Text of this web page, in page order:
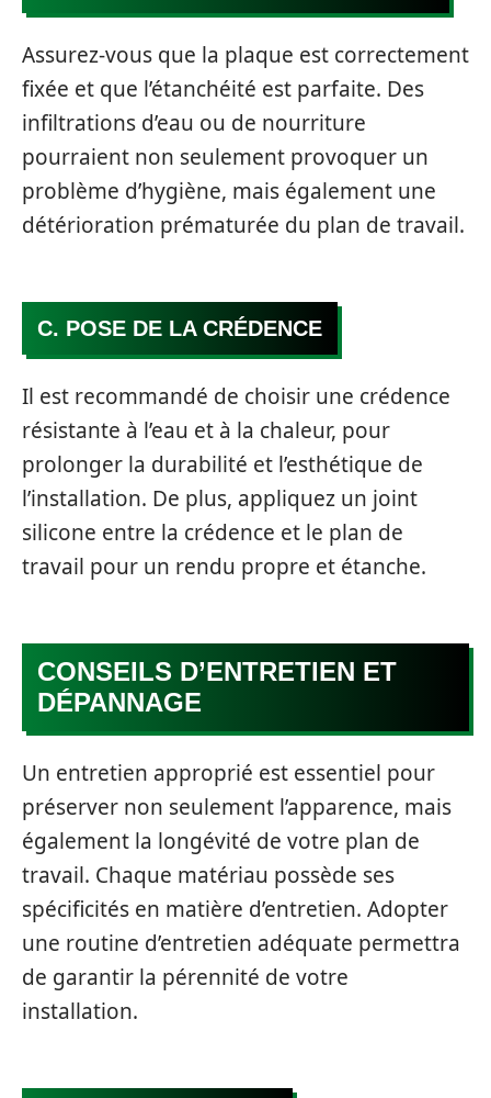
Assurez-vous que la plaque est correctement
fixée et que l’étanchéité est parfaite. Des
infiltrations d’eau ou de nourriture
pourraient non seulement provoquer un
problème d’hygiène, mais également une
détérioration prématurée du plan de travail.
C. POSE DE LA CRÉDENCE
Il est recommandé de choisir une crédence
résistante à l’eau et à la chaleur, pour
prolonger la durabilité et l’esthétique de
l’installation. De plus, appliquez un joint
silicone entre la crédence et le plan de
travail pour un rendu propre et étanche.
CONSEILS D’ENTRETIEN ET
DÉPANNAGE
Un entretien approprié est essentiel pour
préserver non seulement l’apparence, mais
également la longévité de votre plan de
travail. Chaque matériau possède ses
spécificités en matière d’entretien. Adopter
une routine d’entretien adéquate permettra
de garantir la pérennité de votre
installation.